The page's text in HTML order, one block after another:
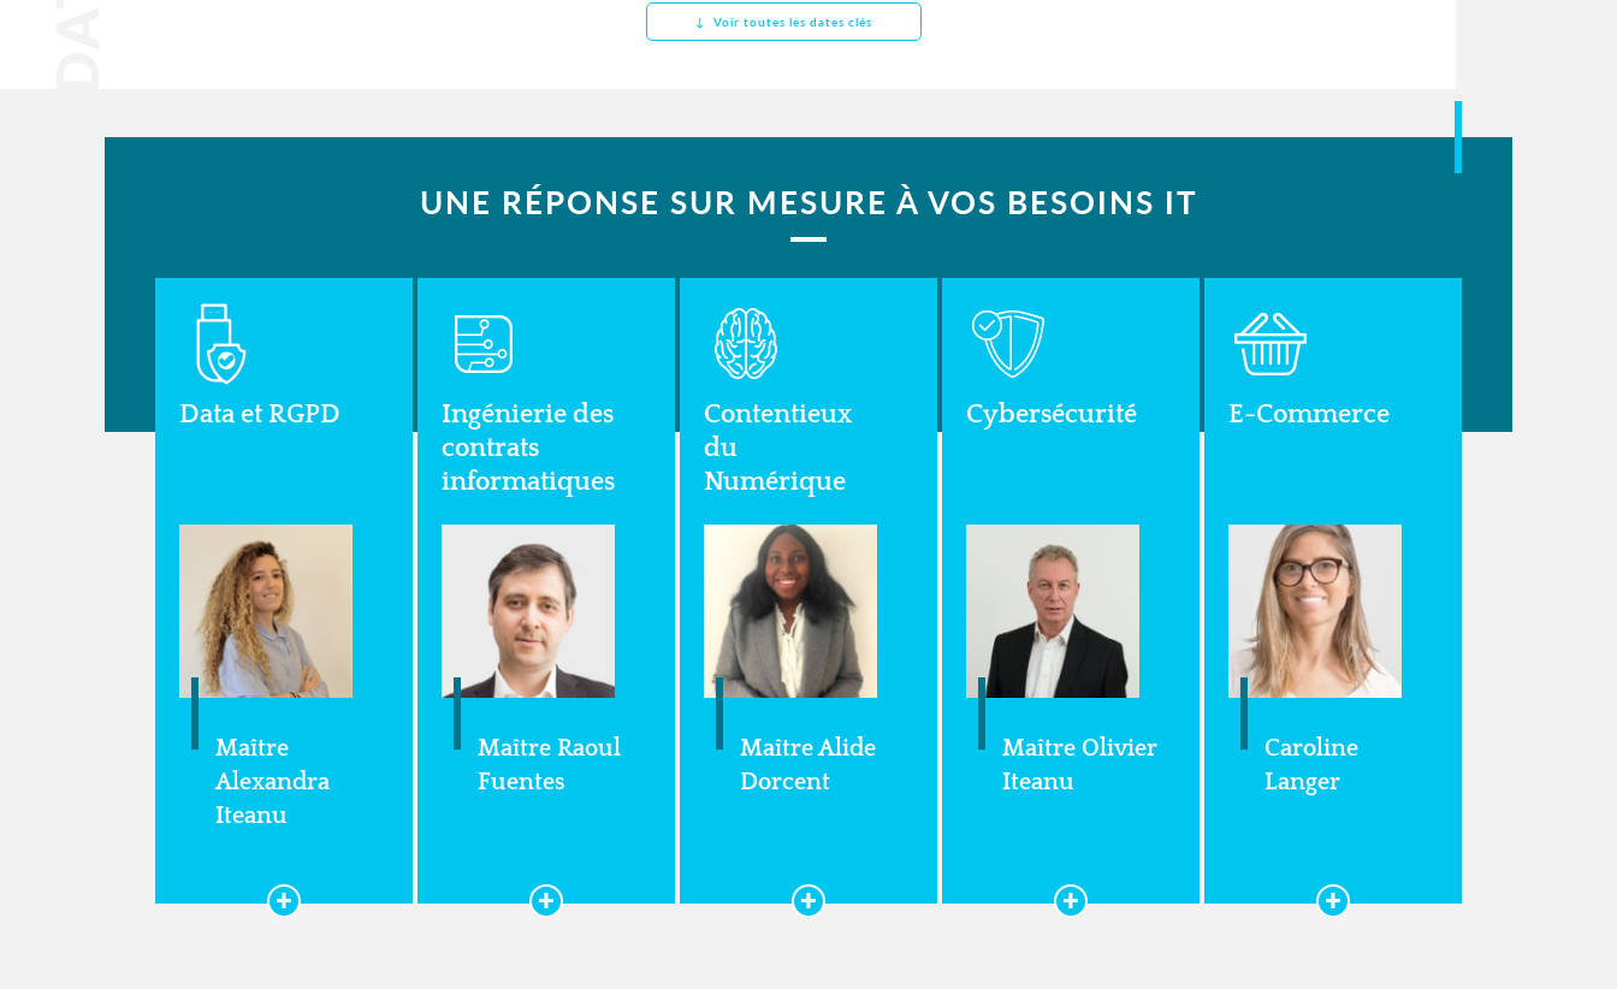
↓ Voir toutes les dates clés
UNE RÉPONSE SUR MESURE À VOS BESOINS IT
Data et RGPD
Maître
Alexandra
Iteanu
Ingénierie des
contrats
informatiques
Maître Raoul
Fuentes
Contentieux
du
Numérique
Maître Alide
Dorcent
Cybersécurité
Maître Olivier
Iteanu
E-Commerce
Caroline
Langer